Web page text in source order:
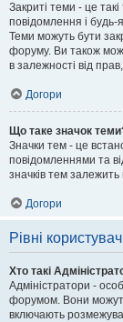
Закриті теми - це
повідомлення і
Теми можуть бути
форуму. Ви також
в залежності від
Догори
Що таке значок
Значки тем - це
повідомленнями та
значків тем
Догори
Рівні
Хто такі
Адміністратори -
форумом. Вони
включають